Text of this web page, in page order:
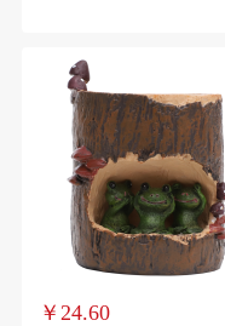
￥24.60